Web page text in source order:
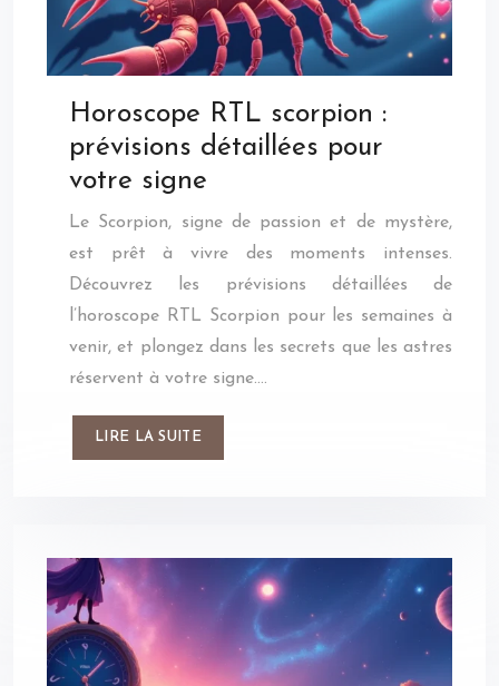
Horoscope RTL scorpion :
prévisions détaillées pour
votre signe
Le Scorpion, signe de passion et de mystère,
est prêt à vivre des moments intenses.
Découvrez les prévisions détaillées de
l’horoscope RTL Scorpion pour les semaines à
venir, et plongez dans les secrets que les astres
réservent à votre signe….
LIRE LA SUITE